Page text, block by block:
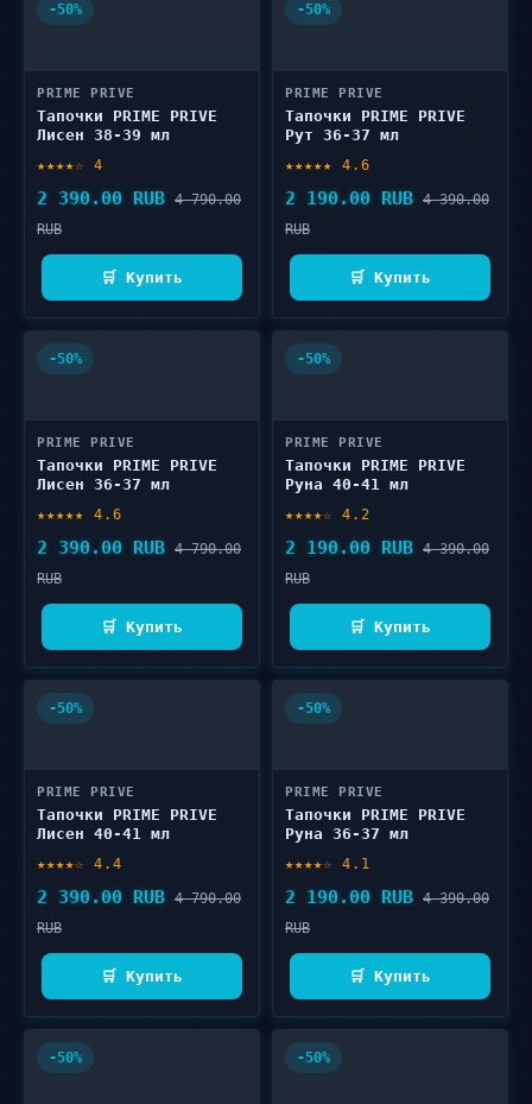
-50%
PRIME PRIVE
Тапочки PRIME PRIVE
Лисен 38-39 мл
★★★★☆ 4
2 390.00 RUB 4 790.00
RUB
🛒 Купить
-50%
PRIME PRIVE
Тапочки PRIME PRIVE
Рут 36-37 мл
★★★★★ 4.6
2 190.00 RUB 4 390.00
RUB
🛒 Купить
-50%
PRIME PRIVE
Тапочки PRIME PRIVE
Лисен 36-37 мл
★★★★★ 4.6
2 390.00 RUB 4 790.00
RUB
🛒 Купить
-50%
PRIME PRIVE
Тапочки PRIME PRIVE
Руна 40-41 мл
★★★★☆ 4.2
2 190.00 RUB 4 390.00
RUB
🛒 Купить
-50%
PRIME PRIVE
Тапочки PRIME PRIVE
Лисен 40-41 мл
★★★★☆ 4.4
2 390.00 RUB 4 790.00
RUB
🛒 Купить
-50%
PRIME PRIVE
Тапочки PRIME PRIVE
Руна 36-37 мл
★★★★☆ 4.1
2 190.00 RUB 4 390.00
RUB
🛒 Купить
-50% -50%